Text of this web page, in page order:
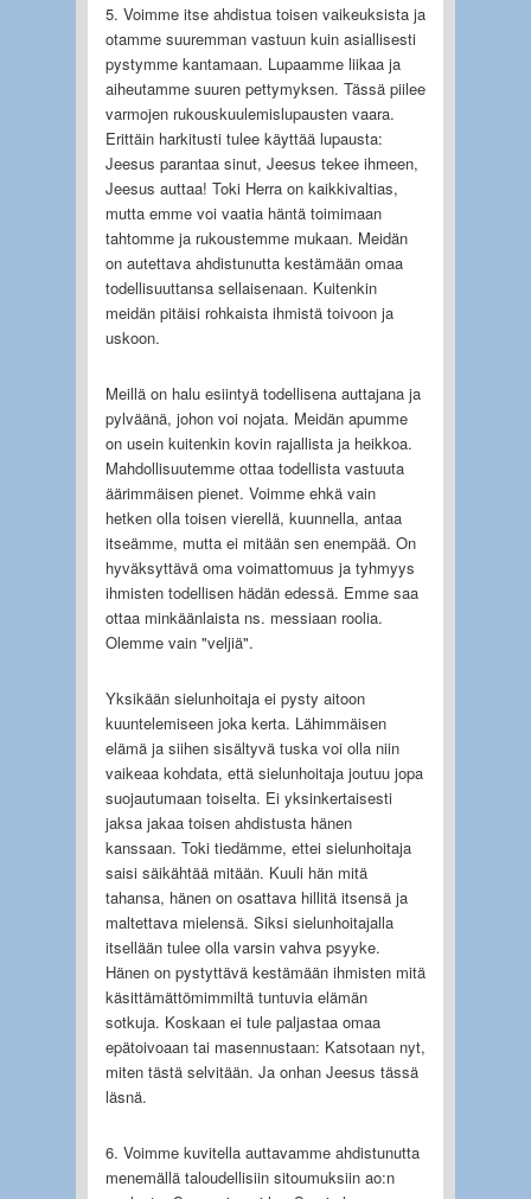
5. Voimme itse ahdistua toisen vaikeuksista ja
otamme suuremman vastuun kuin asiallisesti
pystymme kantamaan. Lupaamme liikaa ja
aiheutamme suuren pettymyksen. Tässä piilee
varmojen rukouskuulemislupausten vaara.
Erittäin harkitusti tulee käyttää lupausta:
Jeesus parantaa sinut, Jeesus tekee ihmeen,
Jeesus auttaa! Toki Herra on kaikkivaltias,
mutta emme voi vaatia häntä toimimaan
tahtomme ja rukoustemme mukaan. Meidän
on autettava ahdistunutta kestämään omaa
todellisuuttansa sellaisenaan. Kuitenkin
meidän pitäisi rohkaista ihmistä toivoon ja
uskoon.
Meillä on halu esiintyä todellisena auttajana ja
pylväänä, johon voi nojata. Meidän apumme
on usein kuitenkin kovin rajallista ja heikkoa.
Mahdollisuutemme ottaa todellista vastuuta
äärimmäisen pienet. Voimme ehkä vain
hetken olla toisen vierellä, kuunnella, antaa
itseämme, mutta ei mitään sen enempää. On
hyväksyttävä oma voimattomuus ja tyhmyys
ihmisten todellisen hädän edessä. Emme saa
ottaa minkäänlaista ns. messiaan roolia.
Olemme vain "veljiä".
Yksikään sielunhoitaja ei pysty aitoon
kuuntelemiseen joka kerta. Lähimmäisen
elämä ja siihen sisältyvä tuska voi olla niin
vaikeaa kohdata, että sielunhoitaja joutuu jopa
suojautumaan toiselta. Ei yksinkertaisesti
jaksa jakaa toisen ahdistusta hänen
kanssaan. Toki tiedämme, ettei sielunhoitaja
saisi säikähtää mitään. Kuuli hän mitä
tahansa, hänen on osattava hillitä itsensä ja
maltettava mielensä. Siksi sielunhoitajalla
itsellään tulee olla varsin vahva psyyke.
Hänen on pystyttävä kestämään ihmisten mitä
käsittämättömimmiltä tuntuvia elämän
sotkuja. Koskaan ei tule paljastaa omaa
epätoivoaan tai masennustaan: Katsotaan nyt,
miten tästä selvitään. Ja onhan Jeesus tässä
läsnä.
6. Voimme kuvitella auttavamme ahdistunutta
menemällä taloudellisiin sitoumuksiin ao:n